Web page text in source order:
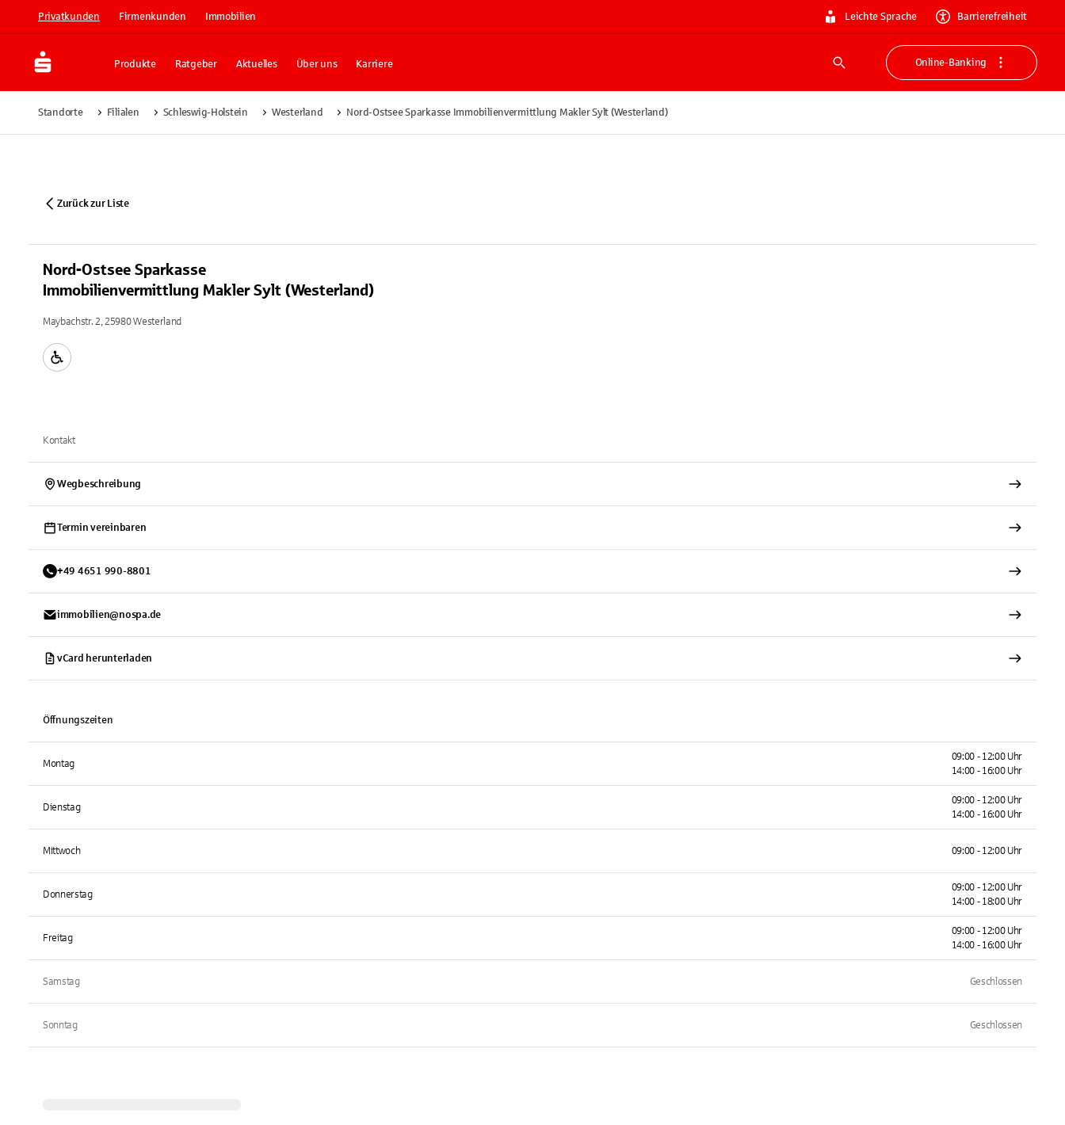
Privatkunden Firmenkunden Immobilien Leichte Sprache Barrierefreiheit
Produkte Ratgeber Aktuelles Über uns Karriere
Suche
Online-Banking
Standorte Filialen Schleswig-Holstein Westerland Nord-Ostsee Sparkasse Immobilienvermittlung Makler Sylt (Westerland)
Zurück zur Liste
Nord-Ostsee Sparkasse
Immobilienvermittlung Makler Sylt (Westerland)
Maybachstr. 2, 25980 Westerland
Kontakt
Wegbeschreibung
Termin vereinbaren
+49 4651 990-8801
immobilien@nospa.de
vCard herunterladen
Öffnungszeiten
Montag
09:00 - 12:00 Uhr
14:00 - 16:00 Uhr
Dienstag
09:00 - 12:00 Uhr
14:00 - 16:00 Uhr
Mittwoch 09:00 - 12:00 Uhr
Donnerstag
09:00 - 12:00 Uhr
14:00 - 18:00 Uhr
Freitag
09:00 - 12:00 Uhr
14:00 - 16:00 Uhr
Samstag Geschlossen
Sonntag Geschlossen